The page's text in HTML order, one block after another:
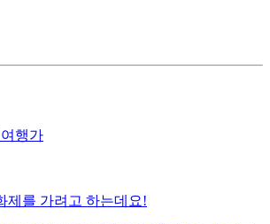
행가
제를 가려고 하는데요!